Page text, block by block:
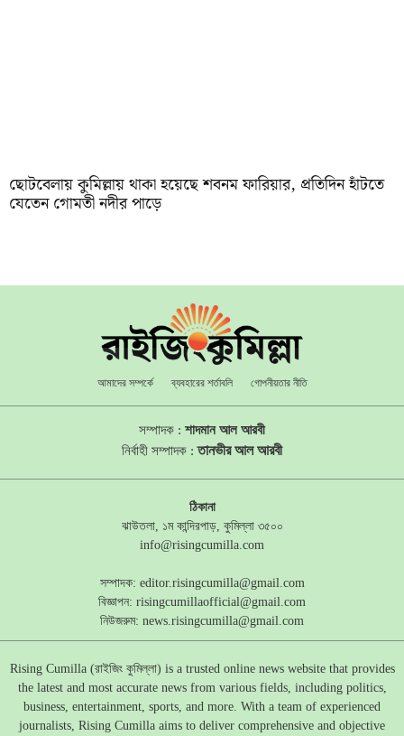
ছোটবেলায় কুমিল্লায় থাকা হয়েছে শবনম ফারিয়ার, প্রতিদিন হাঁটতে
যেতেন গোমতী নদীর পাড়ে
আমাদের সম্পর্কে ব্যবহারের শর্তাবলি গোপনীয়তার নীতি
সম্পাদক : শাদমান আল আরবী
নির্বাহী সম্পাদক :তানভীর আল আরবী
ঠিকানা
ঝাউতলা, ১ম কান্দিরপাড়, কুমিল্লা ৩৫০০
info@risingcumilla.com
সম্পাদক: editor.risingcumilla@gmail.com
বিজ্ঞাপন: risingcumillaofficial@gmail.com
নিউজরুম: news.risingcumilla@gmail.com
Rising Cumilla (রাইজিং কুমিল্লা) is a trusted online news website that provides
the latest and most accurate news from various fields, including politics,
business, entertainment, sports, and more. With a team of experienced
journalists, Rising Cumilla aims to deliver comprehensive and objective